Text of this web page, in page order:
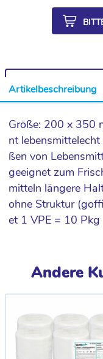
Artikelbeschreibung
Größe: 200 x 350
nt
ßen von
geeignet zum
mitteln längere
ohne Struktur
et 1 VPE = 10 Pkg
Andere